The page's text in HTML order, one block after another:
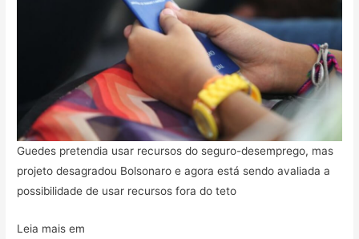
Guedes pretendia usar recursos do seguro-desemprego, mas
projeto desagradou Bolsonaro e agora está sendo avaliada a
possibilidade de usar recursos fora do teto
Leia mais em